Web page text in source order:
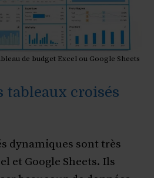
de budget Excel ou Google Sheets
croisés
dynamiques sont très
et Google Sheets. Ils